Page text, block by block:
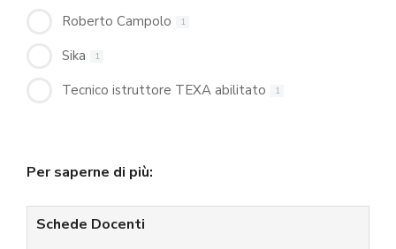
Roberto Campolo 1
Sika 1
Tecnico istruttore TEXA abilitato 1
Per saperne di più:
Schede Docenti